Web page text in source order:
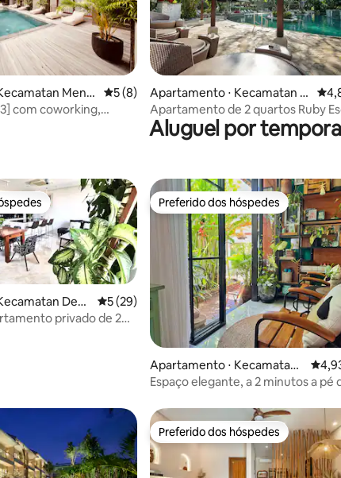
Meng
5 de uma avaliação média de 5, 8 avaliações
5 (8)
com coworking,
Apartamento ⋅ Kecamatan K
uta Selatan
Apartamento de 2 quartos Ruby
Aluguel por
Den
5 de uma avaliação média de 5, 29 avaliações
5 (29)
Preferido dos hóspedes
Preferido dos hóspedes
Apartamento ⋅ Kecamatan
Kuta
4,93
Espaço elegante, a 2 minutos a pé
Preferido dos hóspedes
Preferido dos hóspedes